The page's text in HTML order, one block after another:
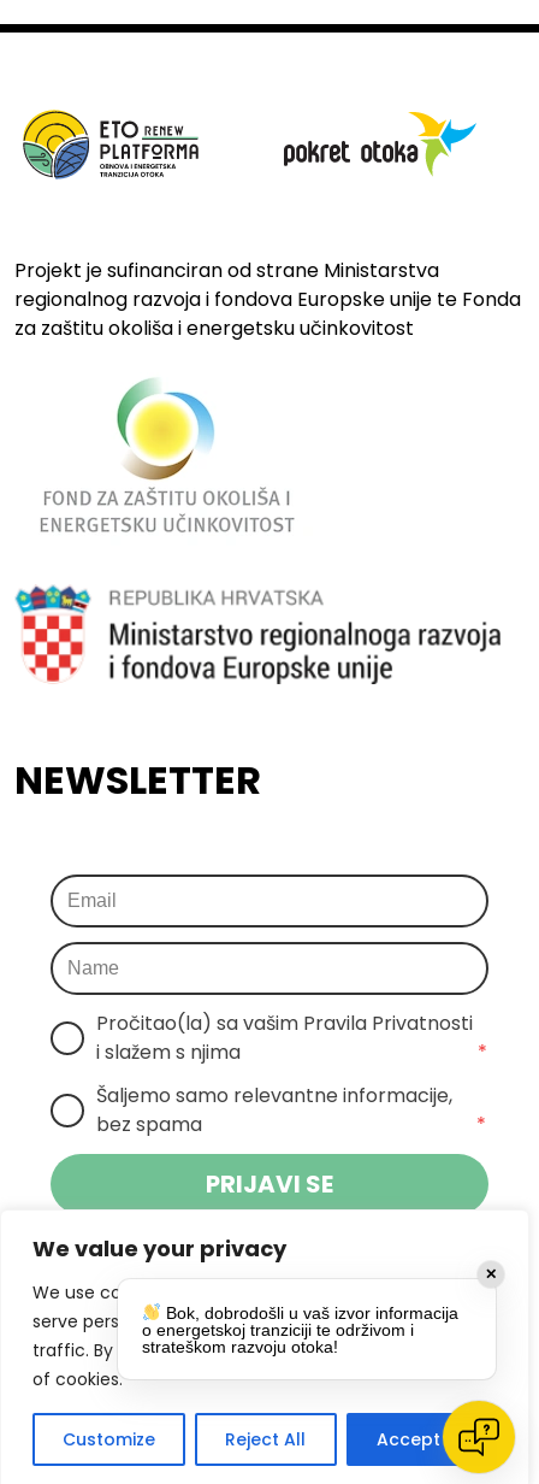
We value your privacy
We use cookies to enhance your browsing experience,
serve personalized ads or content, and analyze our
traffic. By clicking "Accept All", you consent to our use
of cookies.
Customize Reject All Accept All
Projekt je sufinanciran od strane Ministarstva
regionalnog razvoja i fondova Europske unije te Fonda
za zaštitu okoliša i energetsku učinkovitost
NEWSLETTER
Pročitao(la) sa vašim Pravila Privatnosti
i slažem s njima
*
Šaljemo samo relevantne informacije,
bez spama
*
PRIJAVI SE
Klikom na gumb dajete suglasnost za
primanje novosti Pokreta Otoka te se
slažete spolitikom privatnosti.
DRUŠTVENE MREŽE
✕
Bok, dobrodošli u vaš izvor informacija
o energetskoj tranziciji te održivom i
strateškom razvoju otoka!